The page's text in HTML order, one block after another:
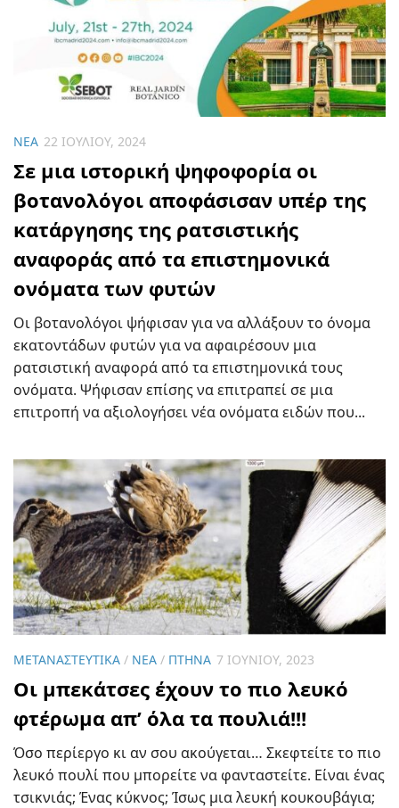
ΝΈΑ 22 ΙΟΥΛΊΟΥ, 2024
Σε μια ιστορική ψηφοφορία οι
βοτανολόγοι αποφάσισαν υπέρ της
κατάργησης της ρατσιστικής
αναφοράς από τα επιστημονικά
ονόματα των φυτών
Οι βοτανολόγοι ψήφισαν για να αλλάξουν το όνομα
εκατοντάδων φυτών για να αφαιρέσουν μια
ρατσιστική αναφορά από τα επιστημονικά τους
ονόματα. Ψήφισαν επίσης να επιτραπεί σε μια
επιτροπή να αξιολογήσει νέα ονόματα ειδών που...
ΜΕΤΑΝΑΣΤΕΥΤΙΚΆ / ΝΈΑ / ΠΤΗΝΆ 7 ΙΟΥΝΊΟΥ, 2023
Οι μπεκάτσες έχουν το πιο λευκό
φτέρωμα απ’ όλα τα πουλιά!!!
Όσο περίεργο κι αν σου ακούγεται… Σκεφτείτε το πιο
λευκό πουλί που μπορείτε να φανταστείτε. Είναι ένας
τσικνιάς; Ένας κύκνος; Ίσως μια λευκή κουκουβάγια;